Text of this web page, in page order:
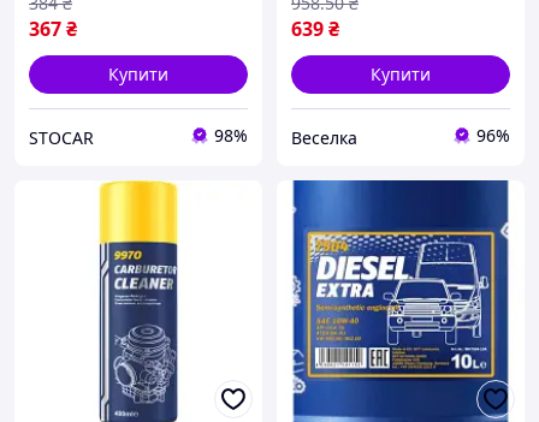
367₴
Купити
STOCAR 98%
639₴
Купити
Веселка 96%